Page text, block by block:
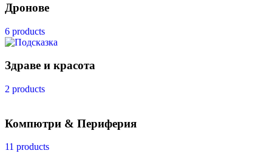
Дронове
6 products
Здраве и красота
2 products
Компютри & Периферия
11 products